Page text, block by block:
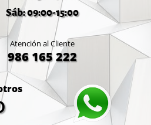
Sáb: 09:00-15:00
Atención al Cliente
986 165 222